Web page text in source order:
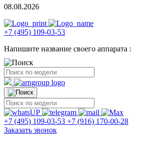
08.08.2026
+7 (495) 109-03-53
Напишите название своего аппарата :
+7 (495) 109-03-53 +7 (916) 170-00-28
Заказать звонок